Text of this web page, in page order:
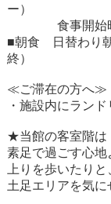
ー）
食事開始時間
■朝食 日替わり
終）
≪ご滞在の方へ≫
・施設内にラン
★当館の客室階は
素足で過ごす心
上りを歩いたりと
土足エリアを気に